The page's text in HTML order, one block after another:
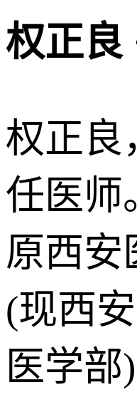
权正良
权正良
任医师
原西安
(现西
医学部